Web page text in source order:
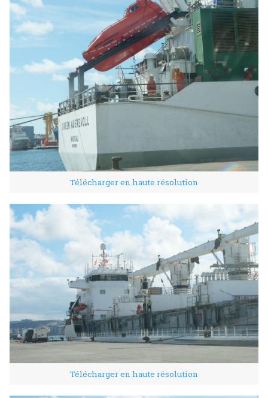
Télécharger en haute résolution
Télécharger en haute résolution